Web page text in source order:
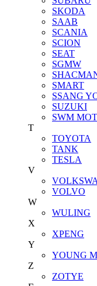
SKODA
SAAB
SCANIA
SCION
SEAT
SGMW
SMART
SSANG
SUZUKI
SWM
T
TOYOTA
TANK
TESLA
V
VOLVO
W
WULING
X
XPENG
Y
YOUNG
Z
ZOTYE